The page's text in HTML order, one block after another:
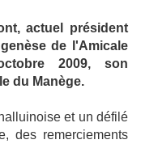
actuel président
de l'Amicale
2009, son
du Manège.
et un défilé
des remerciements